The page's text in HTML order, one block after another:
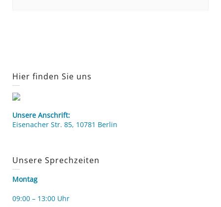
Hier finden Sie uns
Unsere Anschrift:
Eisenacher Str. 85, 10781 Berlin
Unsere Sprechzeiten
Montag
09:00 – 13:00 Uhr